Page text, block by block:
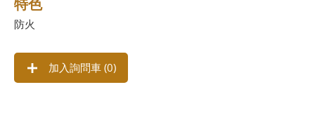
防火
加入詢問車 (0)